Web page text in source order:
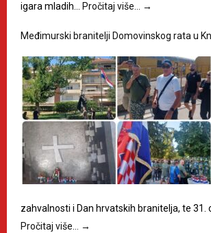
igara mladih… Pročitaj više… →
Međimurski branitelji Domovinskog rata u
zahvalnosti i Dan hrvatskih branitelja, te 31.
Pročitaj više… →